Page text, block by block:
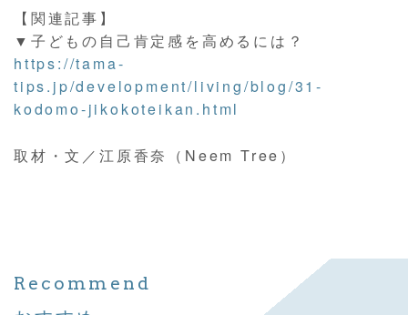
【関連記事】
▼子どもの自己肯定感を高めるには？
https://tama-
tips.jp/development/living/blog/31-
kodomo-jikokoteikan.html
取材・文／江原香奈（Neem Tree）
Recommend